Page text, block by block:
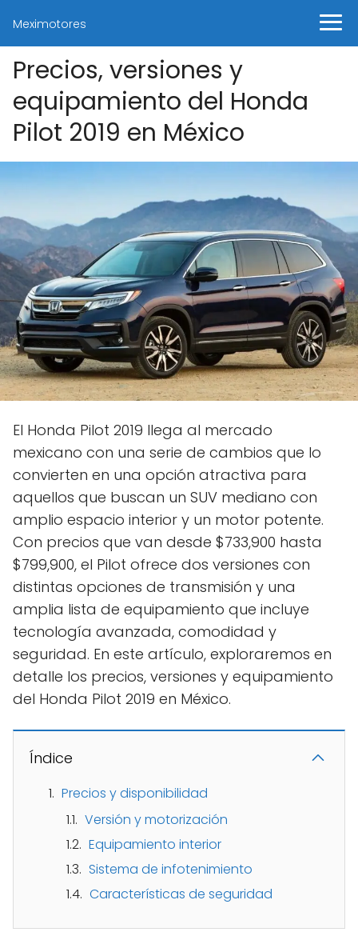
Meximotores
Precios, versiones y
equipamiento del Honda
Pilot 2019 en México
El Honda Pilot 2019 llega al mercado
mexicano con una serie de cambios que lo
convierten en una opción atractiva para
aquellos que buscan un SUV mediano con
amplio espacio interior y un motor potente.
Con precios que van desde $733,900 hasta
$799,900, el Pilot ofrece dos versiones con
distintas opciones de transmisión y una
amplia lista de equipamiento que incluye
tecnología avanzada, comodidad y
seguridad. En este artículo, exploraremos en
detalle los precios, versiones y equipamiento
del Honda Pilot 2019 en México.
Índice
Precios y disponibilidad
Versión y motorización
Equipamiento interior
Sistema de infotenimiento
Características de seguridad